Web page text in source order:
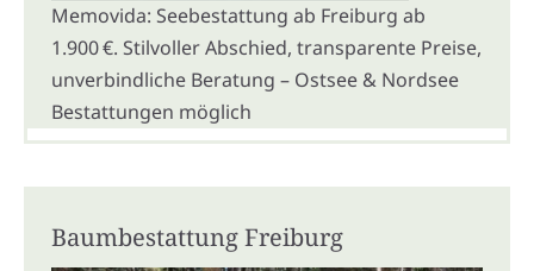
Memovida: Seebestattung ab Freiburg ab
1.900 €. Stilvoller Abschied, transparente Preise,
unverbindliche Beratung – Ostsee & Nordsee
Bestattungen möglich
Baumbestattung Freiburg